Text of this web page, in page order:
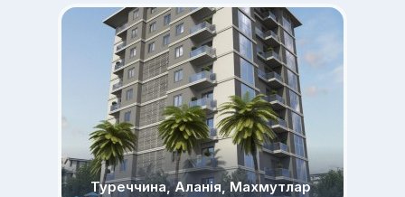
Туреччина, Аланія, Махмутлар